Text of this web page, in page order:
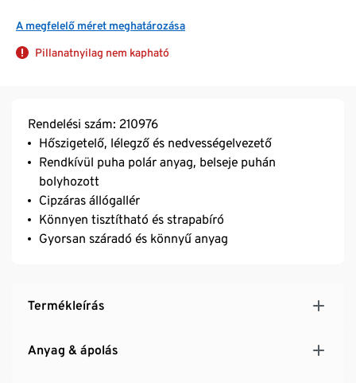
A megfelelő méret meghatározása
Pillanatnyilag nem kapható
Rendelési szám: 210976
Hőszigetelő, lélegző és nedvességelvezető
Rendkívül puha polár anyag, belseje puhán
bolyhozott
Cipzáras állógallér
Könnyen tisztítható és strapabíró
Gyorsan száradó és könnyű anyag
Termékleírás
Anyag & ápolás